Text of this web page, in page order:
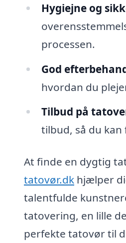
Hygiejne og
processen.
God
hvordan du
Tilbud på
tilbud, så du
At finde en dygtig
tatovør.dk hjælper
talentfulde
tatovering, en lille
perfekte tatovør til